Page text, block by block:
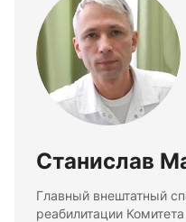
Станислав
Главный внештатный
реабилитации